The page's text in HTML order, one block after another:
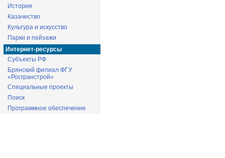
История
Казачество
Культура и искусство
Парки и пейзажи
Интернет-ресурсы
Субъекты РФ
Брянский филиал ФГУ
«Росгранстрой»
Специальные проекты
Поиск
Программное обеспечение